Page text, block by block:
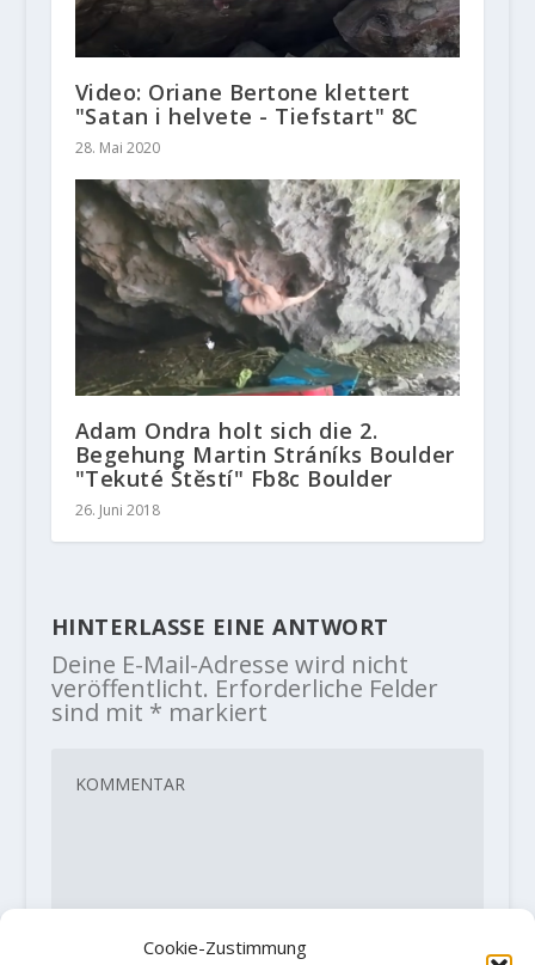
Cookie-Zustimmung
Video: Oriane Bertone klettert
"Satan i helvete - Tiefstart" 8C
28. Mai 2020
Adam Ondra holt sich die 2.
Begehung Martin Stráníks Boulder
"Tekuté Štěstí" Fb8c Boulder
26. Juni 2018
HINTERLASSE EINE ANTWORT
Deine E-Mail-Adresse wird nicht
veröffentlicht. Erforderliche Felder
sind mit * markiert